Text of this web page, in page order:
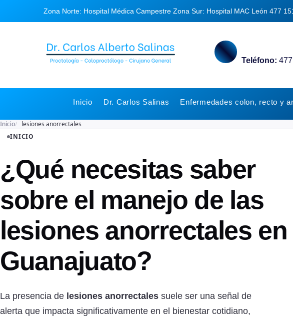
Zona Norte: Hospital Médica Campestre Zona Sur: Hospital MAC León 477
Teléfono:
Inicio Dr. Carlos Salinas Enfermedades colon, recto y
Inicio
lesiones anorrectales
INICIO
¿Qué necesitas saber
sobre el manejo de las
lesiones anorrectales en
Guanajuato?
La presencia de lesiones anorrectales suele ser una señal de
alerta que impacta significativamente en el bienestar cotidiano,